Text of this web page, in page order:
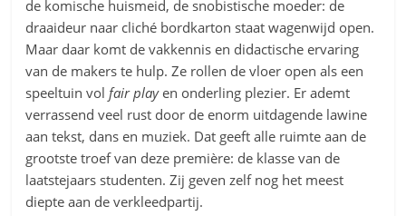
de komische huismeid, de snobistische moeder: de
draaideur naar cliché bordkarton staat wagenwijd open.
Maar daar komt de vakkennis en didactische ervaring
van de makers te hulp. Ze rollen de vloer open als een
speeltuin vol fair playen onderling plezier. Er ademt
verrassend veel rust door de enorm uitdagende lawine
aan tekst, dans en muziek. Dat geeft alle ruimte aan de
grootste troef van deze première: de klasse van de
laatstejaars studenten. Zij geven zelf nog het meest
diepte aan de verkleedpartij.